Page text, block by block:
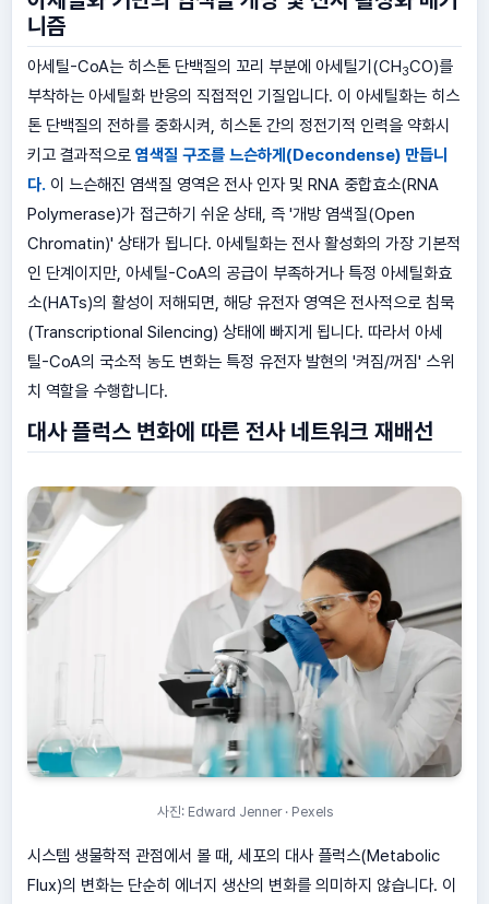
니즘
아세틸-CoA는 히스톤 단백질의 꼬리 부분에 아세틸기(CH3CO)를
부착하는 아세틸화 반응의 직접적인 기질입니다. 이 아세틸화는 히스
톤 단백질의 전하를 중화시켜, 히스톤 간의 정전기적 인력을 약화시
키고 결과적으로 염색질 구조를 느슨하게(Decondense) 만듭니
다.이 느슨해진 염색질 영역은 전사 인자 및 RNA 중합효소(RNA
Polymerase)가 접근하기 쉬운 상태, 즉 '개방 염색질(Open
Chromatin)' 상태가 됩니다. 아세틸화는 전사 활성화의 가장 기본적
인 단계이지만, 아세틸-CoA의 공급이 부족하거나 특정 아세틸화효
소(HATs)의 활성이 저해되면, 해당 유전자 영역은 전사적으로 침묵
(Transcriptional Silencing) 상태에 빠지게 됩니다. 따라서 아세
틸-CoA의 국소적 농도 변화는 특정 유전자 발현의 '켜짐/꺼짐' 스위
치 역할을 수행합니다.
대사 플럭스 변화에 따른 전사 네트워크 재배선
사진: Edward Jenner · Pexels
시스템 생물학적 관점에서 볼 때, 세포의 대사 플럭스(Metabolic
Flux)의 변화는 단순히 에너지 생산의 변화를 의미하지 않습니다. 이